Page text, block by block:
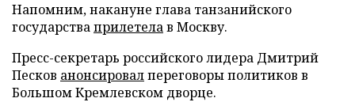
Напомним, накануне глава танзанийского
государстваприлетелав Москву.
Пресс-секретарь российского лидера Дмитрий
Песков анонсировалпереговоры политиков в
Большом Кремлевском дворце.